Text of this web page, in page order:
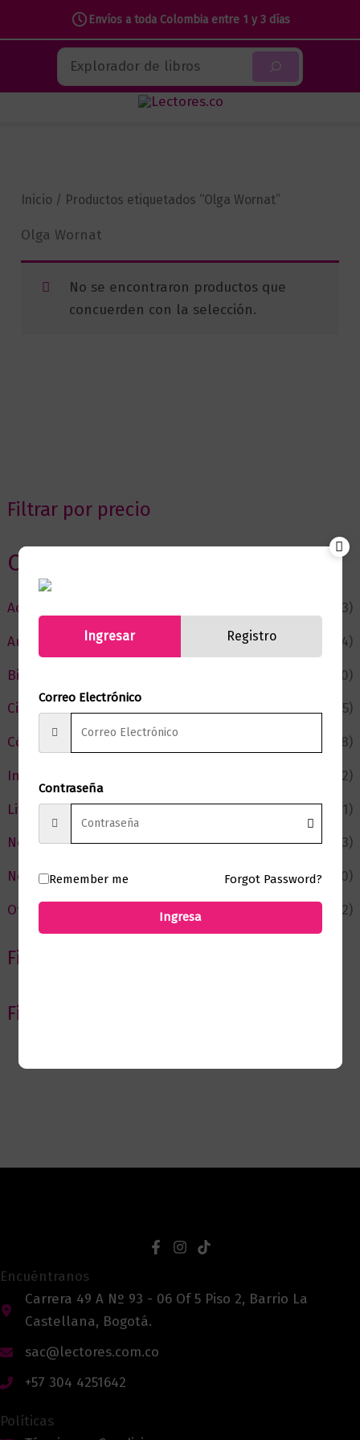
Envíos a toda Colombia entre 1 y 3 días
contenido
Buscar
Filtrar por precio
Categorias
Actualidad
(53)
Autor del Mes
(4)
Bienestar
(230)
Ciencia y Conocimiento
(75)
Cómic y Fantasía
(88)
Infantil y Juvenil
(212)
Literatura
(371)
Negocios
(43)
Novedades
(110)
Ofertas
(12)
Filtrar por Autor
Filtrar por editorial
Inicio / Productos etiquetados “Olga Wornat”
Olga Wornat
No se encontraron productos que
concuerden con la selección.
Encuéntranos
Carrera 49 A Nº 93 - 06 Of 5 Piso 2, Barrio La
Castellana, Bogotá.
sac@lectores.com.co
+57 304 4251642
Políticas
Ingresar Registro
Correo Electrónico
Contraseña
Remember me Forgot Password?
Ingresa